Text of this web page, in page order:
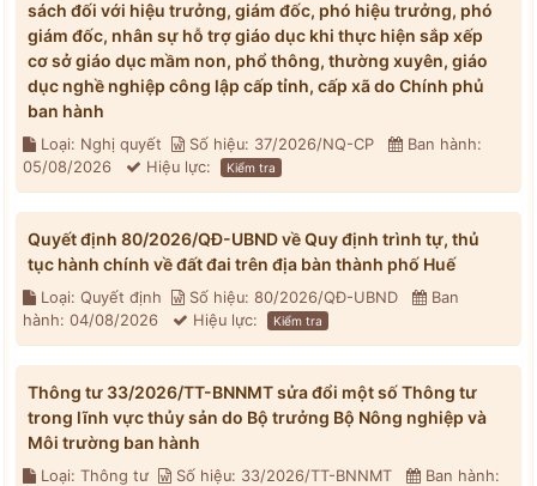
sách đối với hiệu trưởng, giám đốc, phó hiệu trưởng, phó
giám đốc, nhân sự hỗ trợ giáo dục khi thực hiện sắp xếp
cơ sở giáo dục mầm non, phổ thông, thường xuyên, giáo
dục nghề nghiệp công lập cấp tỉnh, cấp xã do Chính phủ
ban hành
Loại: Nghị quyết Số hiệu: 37/2026/NQ-CP
Ban hành:
05/08/2026
Hiệu lực: Kiểm tra
Quyết định 80/2026/QĐ-UBND về Quy định trình tự, thủ
tục hành chính về đất đai trên địa bàn thành phố Huế
Loại: Quyết định Số hiệu: 80/2026/QĐ-UBND
Ban
hành: 04/08/2026
Hiệu lực: Kiểm tra
Thông tư 33/2026/TT-BNNMT sửa đổi một số Thông tư
trong lĩnh vực thủy sản do Bộ trưởng Bộ Nông nghiệp và
Môi trường ban hành
Loại: Thông tư Số hiệu: 33/2026/TT-BNNMT
Ban hành: